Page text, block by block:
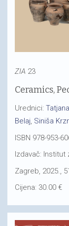
ZIA 23
Ceramics,
Urednici:
Belaj, Siniša
ISBN 978-953-
Izdavač: Institut
Zagreb, 2025.,
Cijena: 30.00 €